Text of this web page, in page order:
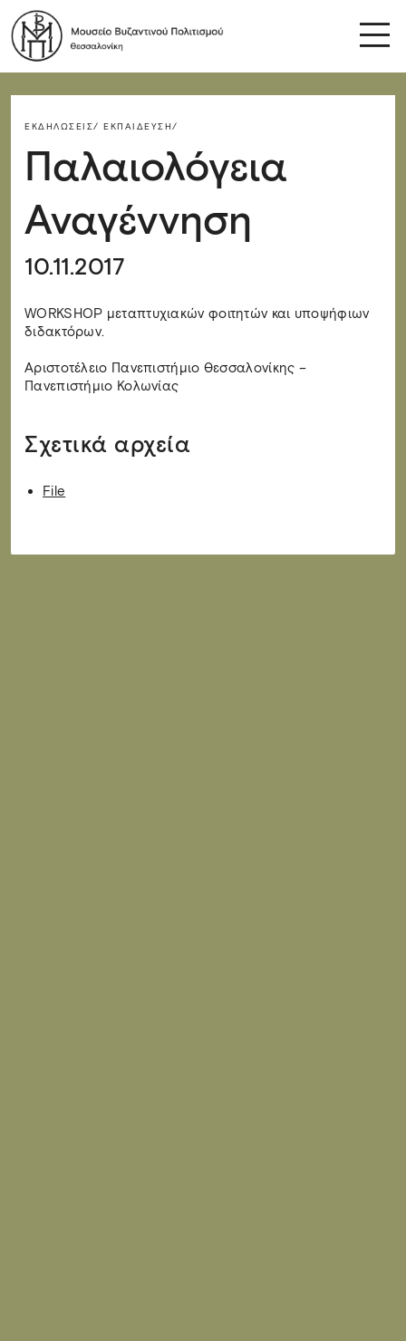
ΕΚΔΗΛΏΣΕΙΣ/ ΕΚΠΑΊΔΕΥΣΗ/
Παλαιολόγεια
Αναγέννηση
10.11.2017
WORKSHOP μεταπτυχιακών φοιτητών και υποψήφιων
διδακτόρων.
Αριστοτέλειο Πανεπιστήμιο Θεσσαλονίκης –
Πανεπιστήμιο Κολωνίας
Σχετικά αρχεία
File